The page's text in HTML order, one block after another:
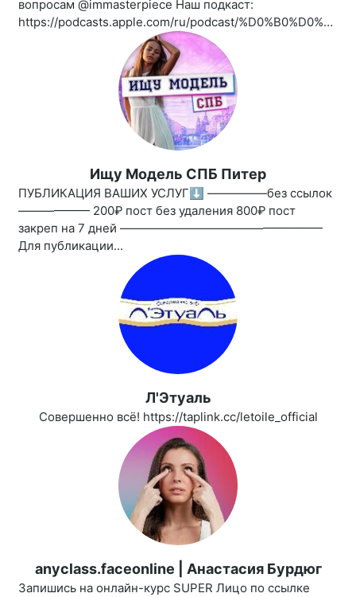
вопросам @immasterpiece Наш подкаст:
https://podcasts.apple.com/ru/podcast/%D0%B0%D0%BD%D1%82%D0%B8%D0%B3%D0%BB%D1%8F%D0%BD%D0%B5%D1%86/id1461850339
Ищу Модель СПБ Питер
ПУБЛИКАЦИЯ ВАШИХ УСЛУГ⬇️ —————без ссылок
—————— 200₽ пост без удаления 800₽ пост
закреп на 7 дней —————————————————
Для публикации...
Л'Этуаль
Совершенно всё! https://taplink.cc/letoile_official
anyclass.faceonline | Анастасия Бурдюг
Запишись на онлайн-курс SUPER Лицо по ссылке